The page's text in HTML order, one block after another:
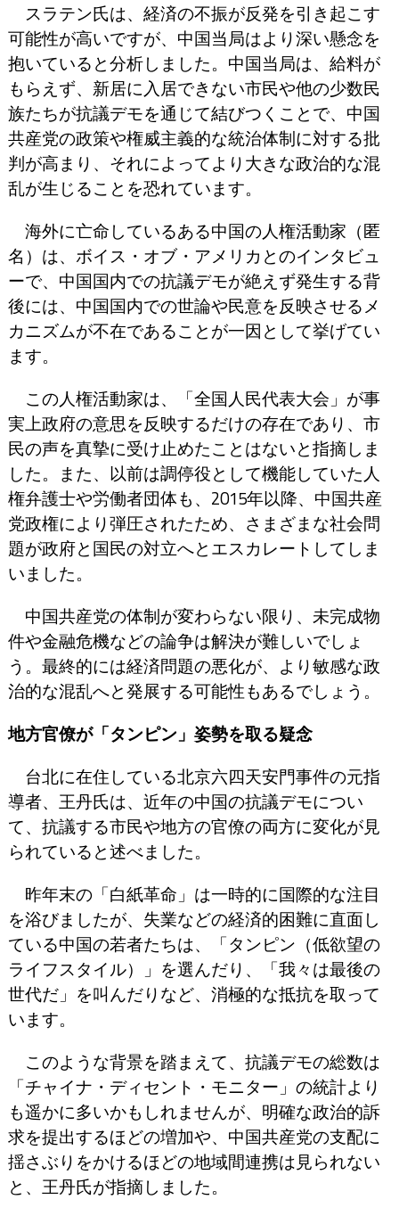
スラテン氏は、経済の不振が反発を引き起こす
可能性が高いですが、中国当局はより深い懸念を
抱いていると分析しました。中国当局は、給料が
もらえず、新居に入居できない市民や他の少数民
族たちが抗議デモを通じて結びつくことで、中国
共産党の政策や権威主義的な統治体制に対する批
判が高まり、それによってより大きな政治的な混
乱が生じることを恐れています。
海外に亡命しているある中国の人権活動家（匿
名）は、ボイス・オブ・アメリカとのインタビュ
ーで、中国国内での抗議デモが絶えず発生する背
後には、中国国内での世論や民意を反映させるメ
カニズムが不在であることが一因として挙げてい
ます。
この人権活動家は、「全国人民代表大会」が事
実上政府の意思を反映するだけの存在であり、市
民の声を真摯に受け止めたことはないと指摘しま
した。また、以前は調停役として機能していた人
権弁護士や労働者団体も、2015年以降、中国共産
党政権により弾圧されたため、さまざまな社会問
題が政府と国民の対立へとエスカレートしてしま
いました。
中国共産党の体制が変わらない限り、未完成物
件や金融危機などの論争は解決が難しいでしょ
う。最終的には経済問題の悪化が、より敏感な政
治的な混乱へと発展する可能性もあるでしょう。
地方官僚が「タンピン」姿勢を取る疑念
台北に在住している北京六四天安門事件の元指
導者、王丹氏は、近年の中国の抗議デモについ
て、抗議する市民や地方の官僚の両方に変化が見
られていると述べました。
昨年末の「白紙革命」は一時的に国際的な注目
を浴びましたが、失業などの経済的困難に直面し
ている中国の若者たちは、「タンピン（低欲望の
ライフスタイル）」を選んだり、「我々は最後の
世代だ」を叫んだりなど、消極的な抵抗を取って
います。
このような背景を踏まえて、抗議デモの総数は
「チャイナ・ディセント・モニター」の統計より
も遥かに多いかもしれませんが、明確な政治的訴
求を提出するほどの増加や、中国共産党の支配に
揺さぶりをかけるほどの地域間連携は見られない
と、王丹氏が指摘しました。